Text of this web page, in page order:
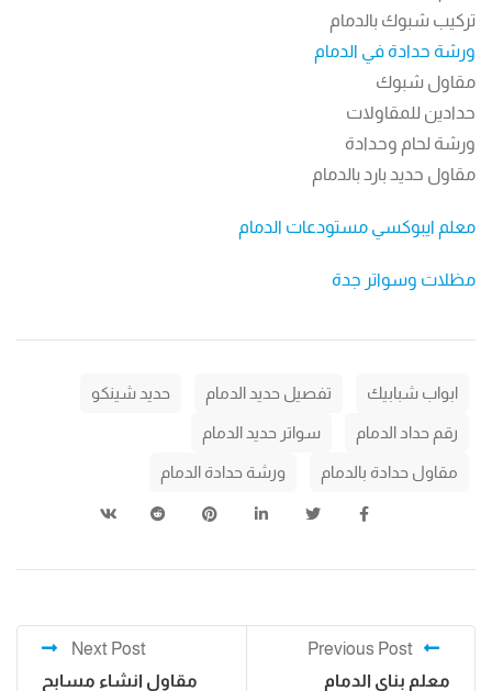
تركيب شبوك بالدمام
ورشة حدادة في الدمام
مقاول شبوك
حدادين للمقاولات
ورشة لحام وحدادة
مقاول حديد بارد بالدمام
معلم ايبوكسي مستودعات الدمام
مظلات وسواتر جدة
ابواب شبابيك تفصيل حديد الدمام حديد شينكو
رقم حداد الدمام سواتر حديد الدمام
مقاول حدادة بالدمام ورشة حدادة الدمام
Previous Post
معلم بناي الدمام
Next Post
مقاول انشاء مسابح